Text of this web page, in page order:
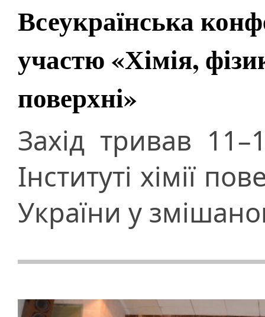
Всеукраїнська
участю «Хімія,
поверхні»
Захід тривав
Інституті хімії
України у